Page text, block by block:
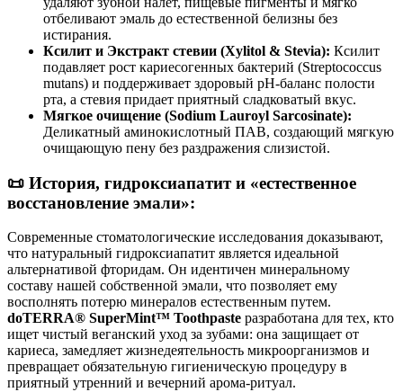
отбеливают эмаль до естественной белизны без
истирания.
Ксилит и Экстракт стевии (Xylitol & Stevia): Ксилит
подавляет рост кариесогенных бактерий (Streptococcus
mutans) и поддерживает здоровый рН-баланс полости
рта, а стевия придает приятный сладковатый вкус.
Мягкое очищение (Sodium Lauroyl Sarcosinate):
Деликатный аминокислотный ПАВ, создающий мягкую
очищающую пену без раздражения слизистой.
📜 История, гидроксиапатит и «естественное
восстановление эмали»:
Современные стоматологические исследования доказывают,
что натуральный гидроксиапатит является идеальной
альтернативой фторидам. Он идентичен минеральному
составу нашей собственной эмали, что позволяет ему
восполнять потерю минералов естественным путем.
doTERRA® SuperMint™ Toothpaste разработана для тех, кто
ищет чистый веганский уход за зубами: она защищает от
кариеса, замедляет жизнедеятельность микроорганизмов и
превращает обязательную гигиеническую процедуру в
приятный утренний и вечерний арома-ритуал.